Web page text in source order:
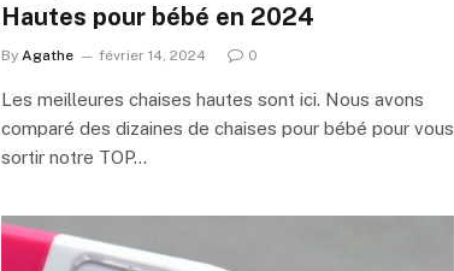
Hautes pour bébé en 2024
By Agathe février 14, 2024 0
Les meilleures chaises hautes sont ici. Nous avons
comparé des dizaines de chaises pour bébé pour vous
sortir notre TOP…